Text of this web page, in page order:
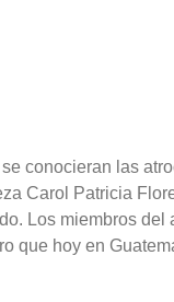
conocieran las
Carol Patricia
Los miembros del
que hoy en